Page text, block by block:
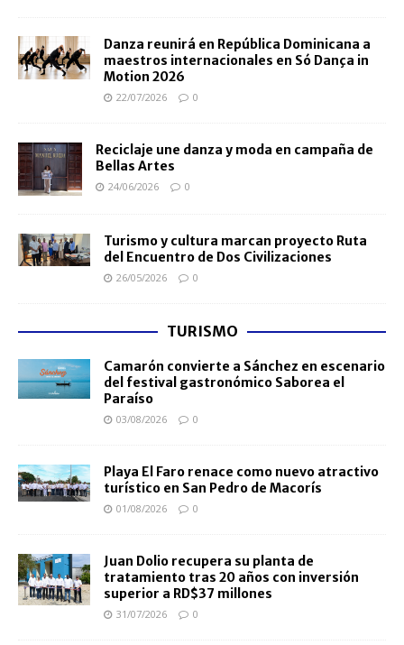
Danza reunirá en República Dominicana a
maestros internacionales en Só Dança in
Motion 2026
22/07/2026 0
Reciclaje une danza y moda en campaña de
Bellas Artes
24/06/2026 0
Turismo y cultura marcan proyecto Ruta
del Encuentro de Dos Civilizaciones
26/05/2026 0
TURISMO
Camarón convierte a Sánchez en escenario
del festival gastronómico Saborea el
Paraíso
03/08/2026 0
Playa El Faro renace como nuevo atractivo
turístico en San Pedro de Macorís
01/08/2026 0
Juan Dolio recupera su planta de
tratamiento tras 20 años con inversión
superior a RD$37 millones
31/07/2026 0